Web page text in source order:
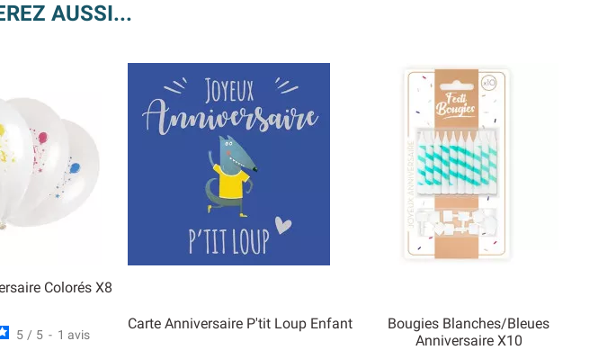
AUSSI...
Colorés X8
5 / 5 - 1 avis
Carte Anniversaire P'tit Loup Enfant
Bougies Blanches/Bleues
Anniversaire X10